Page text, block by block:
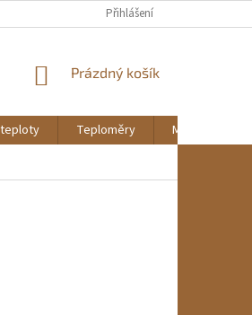
FORMULÁŘ KE STAŽENÍ
Přihlášení
NÁKUPNÍ
Prázdný košík
Teploměry
Montáž a